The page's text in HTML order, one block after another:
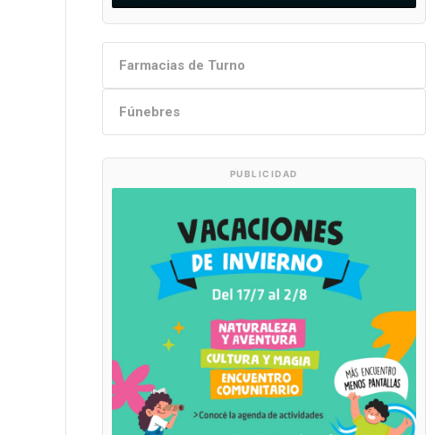
Farmacias de Turno
Fúnebres
PUBLICIDAD